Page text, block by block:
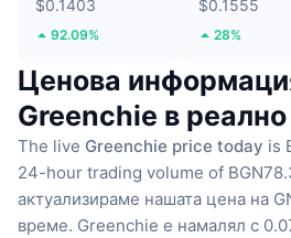
$0.1403
92.09%
$0.1555
28%
Ценова
Greenchie в
The live Greenchie price today is
24-hour trading volume of
актуализираме нашата цена на
време. Greenchie е намалял с